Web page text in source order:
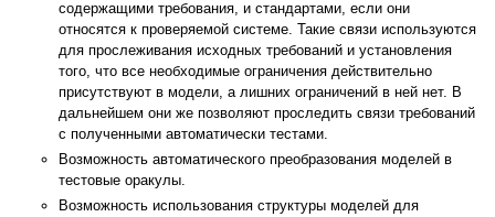
содержащими требования, и стандартами, если они
относятся к проверяемой системе. Такие связи используются
для прослеживания исходных требований и установления
того, что все необходимые ограничения действительно
присутствуют в модели, а лишних ограничений в ней нет. В
дальнейшем они же позволяют проследить связи требований
с полученными автоматически тестами.
Возможность автоматического преобразования моделей в
тестовые оракулы.
Возможность использования структуры моделей для